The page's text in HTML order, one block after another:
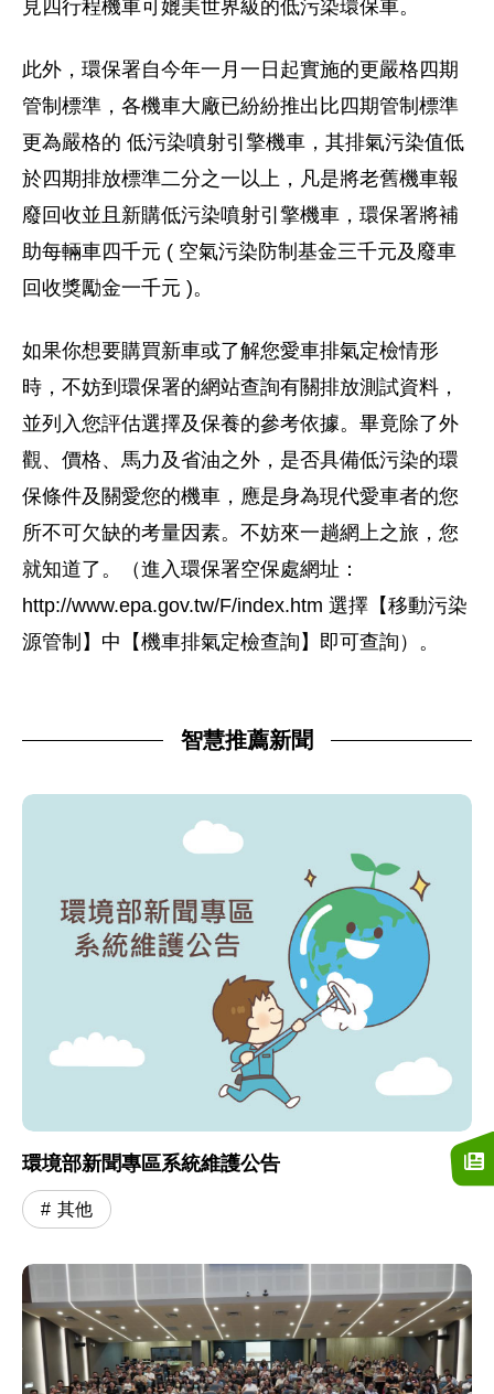
見四行程機車可媲美世界級的低污染環保車。
此外，環保署自今年一月一日起實施的更嚴格四期
管制標準，各機車大廠已紛紛推出比四期管制標準
更為嚴格的 低污染噴射引擎機車，其排氣污染值低
於四期排放標準二分之一以上，凡是將老舊機車報
廢回收並且新購低污染噴射引擎機車，環保署將補
助每輛車四千元 ( 空氣污染防制基金三千元及廢車
回收獎勵金一千元 )。
如果你想要購買新車或了解您愛車排氣定檢情形
時，不妨到環保署的網站查詢有關排放測試資料，
並列入您評估選擇及保養的參考依據。畢竟除了外
觀、價格、馬力及省油之外，是否具備低污染的環
保條件及關愛您的機車，應是身為現代愛車者的您
所不可欠缺的考量因素。不妨來一趟網上之旅，您
就知道了。（進入環保署空保處網址：
http://www.epa.gov.tw/F/index.htm 選擇【移動污染
源管制】中【機車排氣定檢查詢】即可查詢）。
智慧推薦新聞
環境部新聞專區系統維護公告
其他